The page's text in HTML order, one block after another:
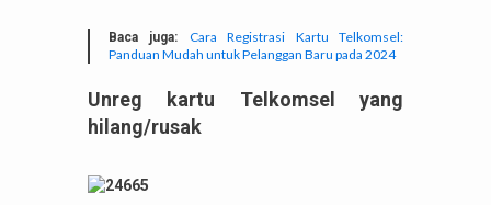
Baca juga: Cara Registrasi Kartu Telkomsel:
Panduan Mudah untuk Pelanggan Baru pada 2024
Unreg kartu Telkomsel yang
hilang/rusak